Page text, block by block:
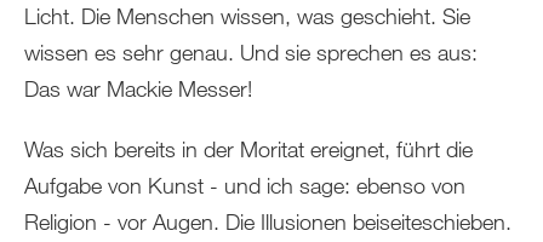
Licht. Die Menschen wissen, was geschieht. Sie
wissen es sehr genau. Und sie sprechen es aus:
Das war Mackie Messer!
Was sich bereits in der Moritat ereignet, führt die
Aufgabe von Kunst - und ich sage: ebenso von
Religion - vor Augen. Die Illusionen beiseiteschieben.